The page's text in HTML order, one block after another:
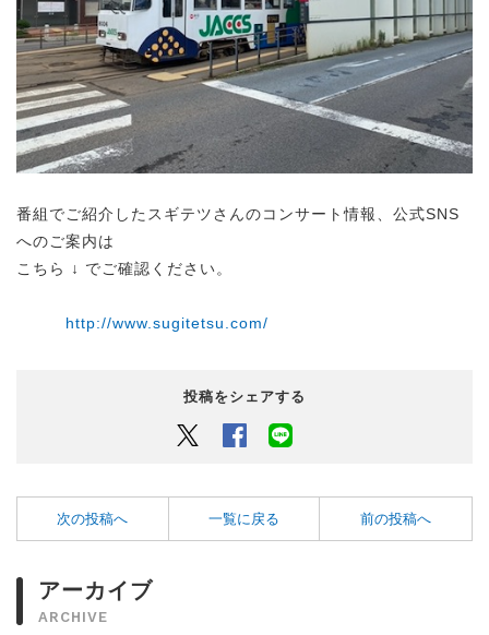
番組でご紹介したスギテツさんのコンサート情報、公式SNS
へのご案内は
こちら ↓ でご確認ください。
http://www.sugitetsu.com/
投稿をシェアする
Twitter Facebook
次の投稿へ 一覧に戻る 前の投稿へ
アーカイブ
ARCHIVE